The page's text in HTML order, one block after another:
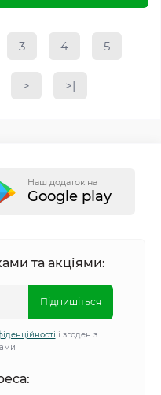
3 4 5
> >|
Наш додаток на
Google play
та акціями:
Підпишіться
і згоден з